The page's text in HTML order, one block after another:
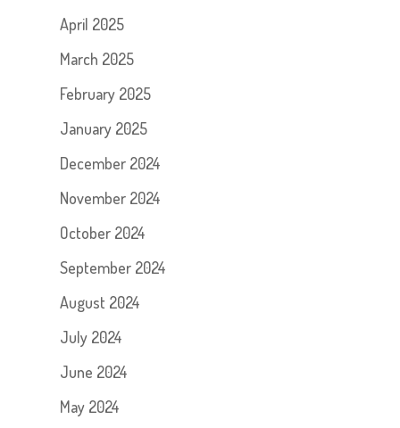
April 2025
March 2025
February 2025
January 2025
December 2024
November 2024
October 2024
September 2024
August 2024
July 2024
June 2024
May 2024